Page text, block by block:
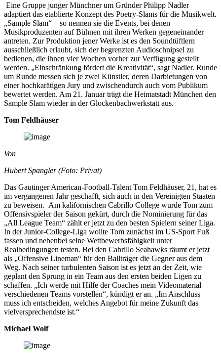
Eine Gruppe junger Münchner um Gründer Philipp Nadler
adaptiert das etablierte Konzept des Poetry-Slams für die Musikwelt.
„Sample Slam“ – so nennen sie die Events, bei denen
Musikproduzenten auf Bühnen mit ihren Werken gegeneinander
antreten. Zur Produktion jener Werke ist es den Soundtüftlern
ausschließlich erlaubt, sich der begrenzten Audioschnipsel zu
bedienen, die ihnen vier Wochen vorher zur Verfügung gestellt
werden. „Einschränkung fördert die Kreativität“, sagt Nadler. Runde
um Runde messen sich je zwei Künstler, deren Darbietungen von
einer hochkarätigen Jury und zwischendurch auch vom Publikum
bewertet werden. Am 21. Januar trägt die Heimatstadt München den
Sample Slam wieder in der Glockenbachwerkstatt aus.
Tom Feldhäuser
Von
Hubert Spangler (Foto: Privat)
Das Gautinger American-Football-Talent Tom Feldhäuser, 21, hat es
im vergangenen Jahr geschafft, sich auch in den Vereinigten Staaten
zu beweisen. Am kalifornischen Cabrillo College wurde Tom zum
Offensivspieler der Saison gekürt, durch die Nominierung für das
„All League Team“ zählt er jetzt zu den besten Spielern seiner Liga.
In der Junior-College-Liga wollte Tom zunächst im US-Sport Fuß
fassen und nebenbei seine Wettbewerbsfähigkeit unter
Realbedingungen testen. Bei den Cabrillo Seahawks räumt er jetzt
als „Offensive Lineman“ für den Ballträger die Gegner aus dem
Weg. Nach seiner turbulenten Saison ist es jetzt an der Zeit, wie
geplant den Sprung in ein Team aus den ersten beiden Ligen zu
schaffen. „Ich werde mit Hilfe der Coaches mein Videomaterial
verschiedenen Teams vorstellen“, kündigt er an. „Im Anschluss
muss ich entscheiden, welches Angebot für meine Zukunft das
vielversprechendste ist.“
Michael Wolf